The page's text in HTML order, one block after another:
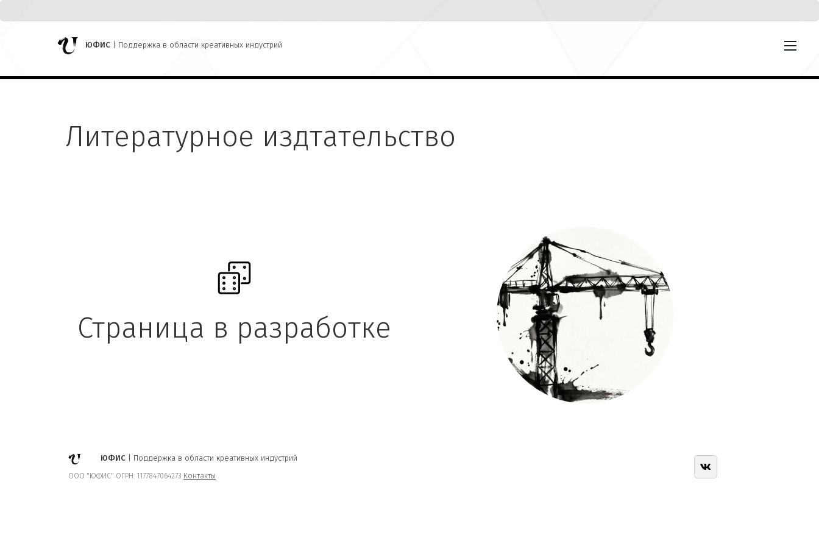
ЮФИС | Поддержка в области креативных индустрий
Литературное издтательство
Страница в разработке
ЮФИС | Поддержка в области креативных индустрий
ООО "ЮФИС" ОГРН: 1177847064273 Контакты